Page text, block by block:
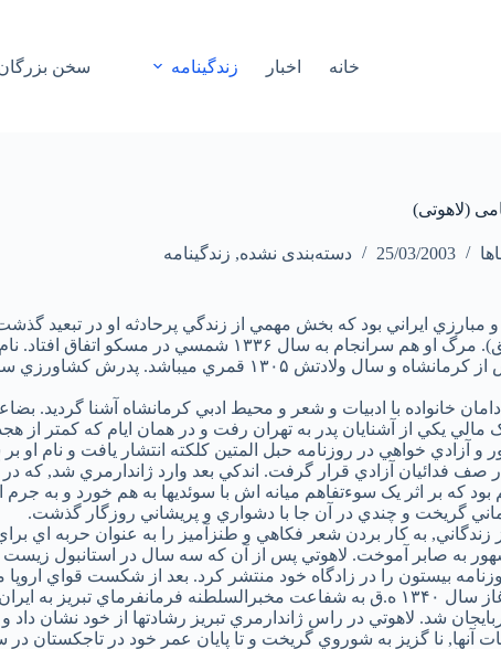
خانه اخبار زندگینامه سخن
(لاهوتی)
25/03/2003 دسته‌بندی نشده, زندگینامه
مبارزي ايراني بود که بخش مهمي از زندگي پرحادثه او در تبعيد
شوروي (سابق). مرگ او هم سرانجام به سال ۱۳۳۶
لاهوتي, اصلش از کرمانشاه و سال ولادتش ۱۳۰۵
دامان خانواده با ادبيات و شعر و محيط ادبي کرمانشاه آشنا گرديد.
مالي يکي از آشنايان پدر به تهران رفت و در همان ايام که کمتر
آزادي خواهي در روزنامه حبل المتين کلکته انتشار يافت و نام او بر
فدائيان آزادي قرار گرفت. اندکي بعد وارد ژاندارمري شد, که در
بود که بر اثر يک سوءتفاهم ميانه اش با سوئديها به هم خورد و به
گريخت و چندي در آن جا با دشواري و پريشاني روزگار گذشت.
زندگاني, به کار بردن شعر فکاهي و طنزآميز را به عنوان حربه اي
به صابر آموخت. لاهوتي پس از آن که سه سال در استانبول
بيستون را در زادگاه خود منتشر کرد. بعد از شکست قواي
تا اين که در آغاز سال ۱۳۴۰ ه.ق به شفاعت مخبرالسلطنه فرمانفرماي
شد. لاهوتي در راس ژاندارمري تبريز رشادتها از خود نشان داد
آنها, نا گزيز به شوروي گريخت و تا پايان عمر خود در تاجکستان